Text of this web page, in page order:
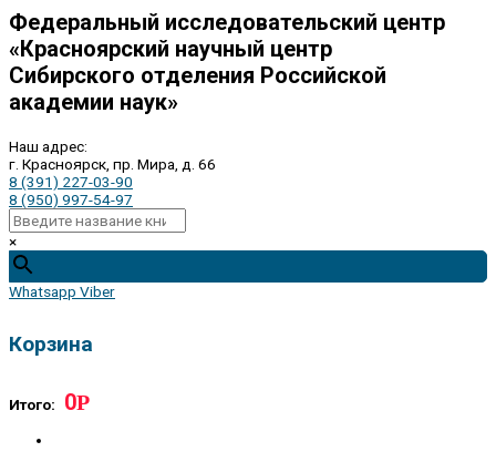
Федеральный исследовательский центр
«Красноярский научный центр
Сибирского отделения Российской
академии наук»
Наш адрес:
г. Красноярск, пр. Мира, д. 66
8 (391) 227-03-90
8 (950) 997-54-97
×
Whatsapp Viber
Корзина
Итого: 0Р